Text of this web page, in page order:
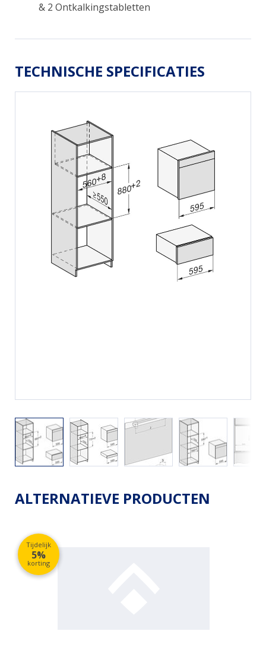
& 2 Ontkalkingstabletten
TECHNISCHE SPECIFICATIES
ALTERNATIEVE PRODUCTEN
Tijdelijk
5%
korting